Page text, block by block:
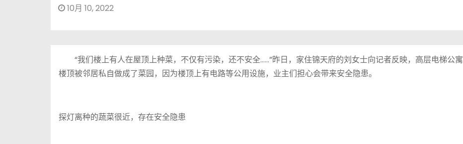
10月 10, 2022
“我们楼上有人在屋顶上种菜，不仅有污染，还不安全……”昨日，家住锦天府的刘女士向记者反映，高层电梯公寓
楼顶被邻居私自做成了菜园，因为楼顶上有电路等公用设施，业主们担心会带来安全隐患。
探灯离种的蔬菜很近，存在安全隐患